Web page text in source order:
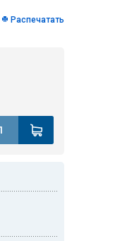
Распечатать